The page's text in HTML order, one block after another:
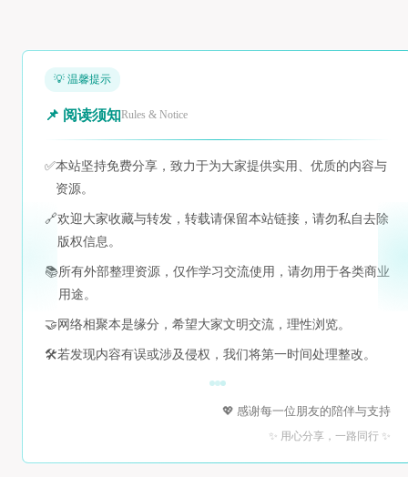
💡 温馨提示
📌 阅读须知Rules & Notice
✅本站坚持免费分享，致力于为大家提供实用、优质的内容与
资源。
🔗欢迎大家收藏与转发，转载请保留本站链接，请勿私自去除
版权信息。
📚所有外部整理资源，仅作学习交流使用，请勿用于各类商业
用途。
🤝 网络相聚本是缘分，希望大家文明交流，理性浏览。
🛠️若发现内容有误或涉及侵权，我们将第一时间处理整改。
💖 感谢每一位朋友的陪伴与支持
✨ 用心分享，一路同行 ✨